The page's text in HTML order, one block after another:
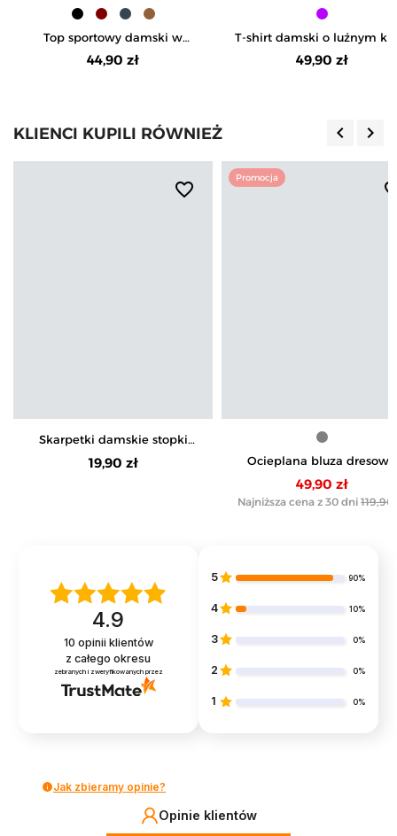
Top sportowy damski w
prążek
44,90 zł
T-shirt damski o luźnym
z napisami
49,90 zł
KLIENCI KUPILI RÓWNIEŻ keyboard_arrow_left keyboard_arrow_right
favorite_border
Skarpetki damskie stopki
bawełniane z motylkiem 3-
pak
19,90 zł
Promocja
Ocieplana bluza dresowa
damska z napisem
49,90 zł
Najniższa cena z 30 dni 119,90
4.9
10 opinii klientów
z całego okresu
zebranych i zweryfikowanych przez
5 90%
4 10%
3 0%
2 0%
1 0%
Jak zbieramy opinie?
Opinie klientów